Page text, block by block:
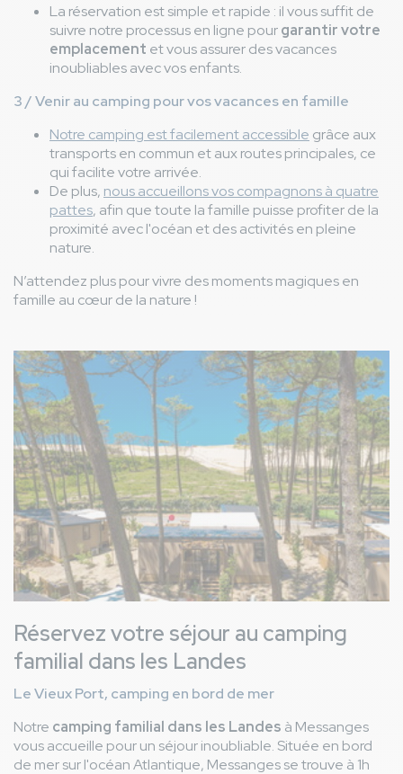
La réservation est simple et rapide : il vous suffit de
suivre notre processus en ligne pourgarantir votre
emplacement et vous assurer des vacances
inoubliables avec vos enfants.
3 / Venir au camping pour vos vacances en famille
Notre camping est facilement accessible grâce aux
transports en commun et aux routes principales, ce
qui facilite votre arrivée.
De plus, nous accueillons vos compagnons à quatre
pattes, afin que toute la famille puisse profiter de la
proximité avec l'océan et des activités en pleine
nature.
N’attendez plus pour vivre des moments magiques en
famille au cœur de la nature !
Image
Réservez votre séjour au camping
familial dans les Landes
Le Vieux Port, camping en bord de mer
Notre camping familial dans les Landes à Messanges
vous accueille pour un séjour inoubliable. Située en bord
de mer sur l'océan Atlantique, Messanges se trouve à 1h